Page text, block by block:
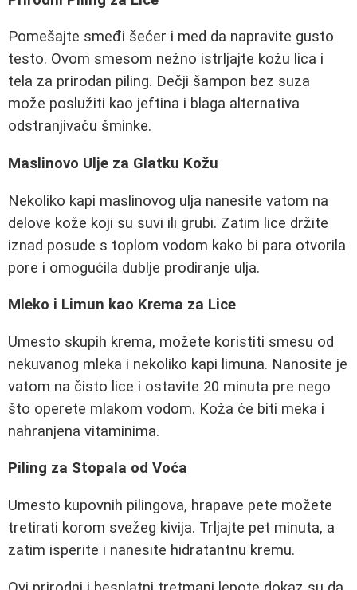
Pomešajte smeđi šećer i med da napravite gusto
testo. Ovom smesom nežno istrljajte kožu lica i
tela za prirodan piling. Dečji šampon bez suza
može poslužiti kao jeftina i blaga alternativa
odstranjivaču šminke.
Maslinovo Ulje za Glatku Kožu
Nekoliko kapi maslinovog ulja nanesite vatom na
delove kože koji su suvi ili grubi. Zatim lice držite
iznad posude s toplom vodom kako bi para otvorila
pore i omogućila dublje prodiranje ulja.
Mleko i Limun kao Krema za Lice
Umesto skupih krema, možete koristiti smesu od
nekuvanog mleka i nekoliko kapi limuna. Nanosite je
vatom na čisto lice i ostavite 20 minuta pre nego
što operete mlakom vodom. Koža će biti meka i
nahranjena vitaminima.
Piling za Stopala od Voća
Umesto kupovnih pilingova, hrapave pete možete
tretirati korom svežeg kivija. Trljajte pet minuta, a
zatim isperite i nanesite hidratantnu kremu.